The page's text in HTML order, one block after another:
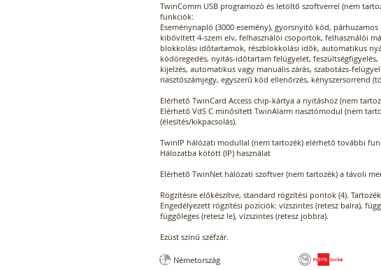
TwinComm USB programozó és letöltő szoftverrel (nem
funkciók:
Eseménynapló (3000 esemény), gyorsnyitó kód, párhuzamos
kibővített 4-szem elv, felhasználói csoportok, felhasználói
blokkolási időtartamok, részblokkolási idők, automatikus
kódöregedés, nyitás-időtartam felügyelet,
kijelzés, automatikus vagy manuális zárás, szabotázs-
riasztószámjegy, egyszerű kód ellenőrzés, kényszersorrend
Elérhető TwinCard Access chip-kártya a nyitáshoz (nem
Elérhető VdS C minősített TwinAlarm riasztómodul (nem
(élesítés/kikpacsolás).
TwinIP hálózati modullal (nem tartozék) elérhető további
Hálozatba kötött (IP) használat
Elérhető TwinNet hálózati szoftver (nem tartozék) a távoli
Rögzítésre előkészítve, standard rögzítési pontok (4).
Engedélyezett rögzítési pozíciók: vízszintes (retesz balra),
függőleges (retesz le), vízszintes (retesz jobbra).
Ezüst színű széfzár.
Németország